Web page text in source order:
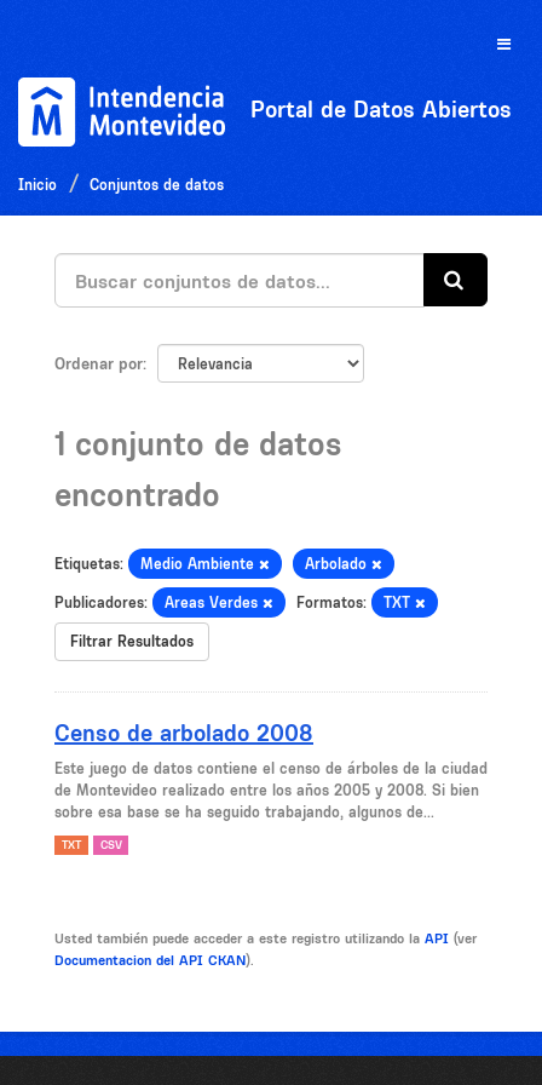
Toggle
Portal de Datos Abiertos
Inicio Conjuntos de datos
Ordenar por
1 conjunto de datos
encontrado
Etiquetas: Medio Ambiente Arbolado
Publicadores: Areas Verdes Formatos: TXT
Filtrar Resultados
Censo de arbolado 2008
Este juego de datos contiene el censo de árboles de la ciudad
de Montevideo realizado entre los años 2005 y 2008. Si bien
sobre esa base se ha seguido trabajando, algunos de...
TXT CSV
Usted también puede acceder a este registro utilizando la API (ver
Documentacion del API CKAN).